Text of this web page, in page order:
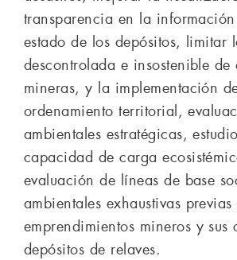
transparencia en la
estado de los depósitos, limitar
descontrolada e insostenible de
mineras, y la implementación
ordenamiento territorial,
ambientales estratégicas,
capacidad de carga
evaluación de líneas de base
ambientales exhaustivas
emprendimientos mineros y sus
depósitos de relaves.